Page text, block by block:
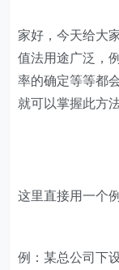
家好，今天给大
值法用途广泛，
率的确定等等都
就可以掌握此方法
这里直接用一个
例：某总公司下